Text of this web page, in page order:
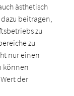
ästhetisch
beitragen,
zu
zu
nur einen
können
der